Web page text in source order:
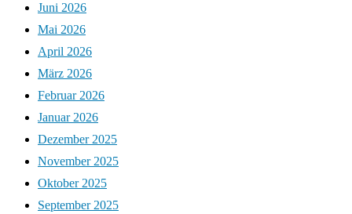
Juni 2026
Mai 2026
April 2026
März 2026
Februar 2026
Januar 2026
Dezember 2025
November 2025
Oktober 2025
September 2025